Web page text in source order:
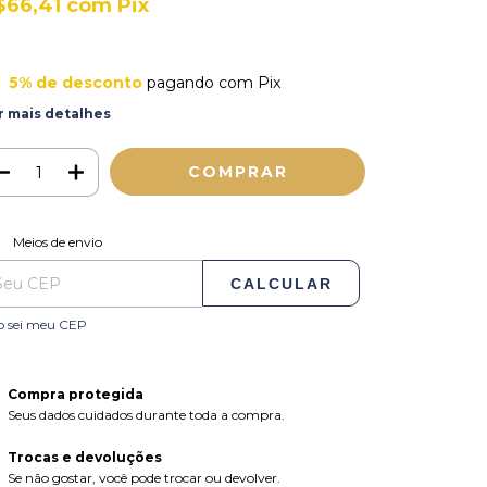
com Pix
5% de descontopagando com Pix
mais detalhes
para o CEP:
Meios de envio
CALCULAR
sei meu CEP
Compra protegida
Seus dados cuidados durante toda a compra.
Trocas e devoluções
Se não gostar, você pode trocar ou devolver.